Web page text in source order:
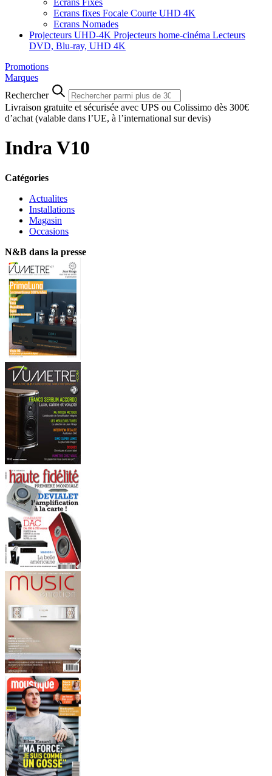
Ecrans Fixes
Ecrans fixes Focale Courte UHD 4K
Ecrans Nomades
Projecteurs UHD-4K Projecteurs home-cinéma Lecteurs
DVD, Blu-ray, UHD 4K
Promotions
Marques
Rechercher
Livraison gratuite et sécurisée avec UPS ou Colissimo dès 300€
d’achat (valable dans l’UE, à l’international sur devis)
Indra V10
Catégories
Actualites
Installations
Magasin
Occasions
N&B dans la presse